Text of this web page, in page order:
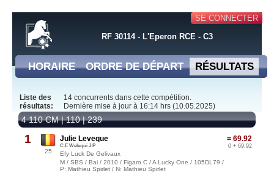
SE CONNECTER
RF 30114 - L'Eperon RCE - C3
HORAIRE ORDRE DE DÉPART RÉSULTATS
Liste des
résultats:
14 concurrents dans cette compétition.
Dernière mise à jour à 16:14 hrs (10.05.2025)
4 110 CM | 110 | 239
1
25
= 69.92
0 + 69.92
Julie Leveque
C.E Welequi J.P
Efy Luck De Gelivaux
M / SBS / Bai / 2010 / Figaro C / A Lucky One / 105DL79 /
P: Mathieu Spirlet / N: Mathieu Spirlet